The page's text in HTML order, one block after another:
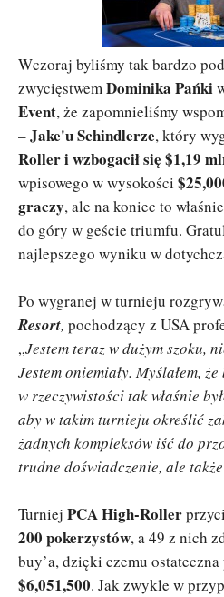
Wczoraj byliśmy tak bardzo
zwycięstwemDominika Pańki
Event, że zapomnieliśmy
–Jake'u Schindlerze, który
Roller i wzbogacił się $1,19
wpisowego w wysokości
graczy, ale na koniec to
do góry w geście triumfu.
najlepszego wyniku w
Po wygranej w turnieju
Resort, pochodzący z USA
„Jestem teraz w dużym szoku,
Jestem oniemiały. Myślałem,
w rzeczywistości tak właśnie
aby w takim turnieju określić
żadnych kompleksów iść do
trudne doświadczenie, ale
Turniej PCA High-Roller
200 pokerzystów, a 49 z nich
buy’a, dzięki czemu ostateczna
$6,051,500. Jak zwykle w